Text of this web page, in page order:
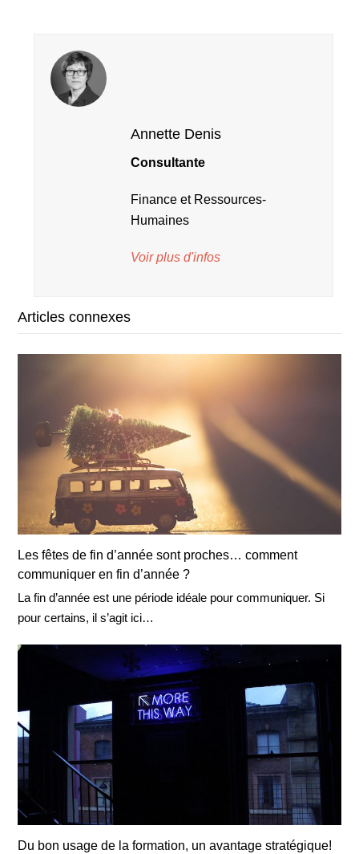
Annette Denis
Consultante
Finance et Ressources-
Humaines
Voir plus d'infos
Articles connexes
Les fêtes de fin d’année sont proches… comment
communiquer en fin d’année ?
La fin d’année est une période idéale pour communiquer. Si
pour certains, il s’agit ici…
Du bon usage de la formation, un avantage stratégique!